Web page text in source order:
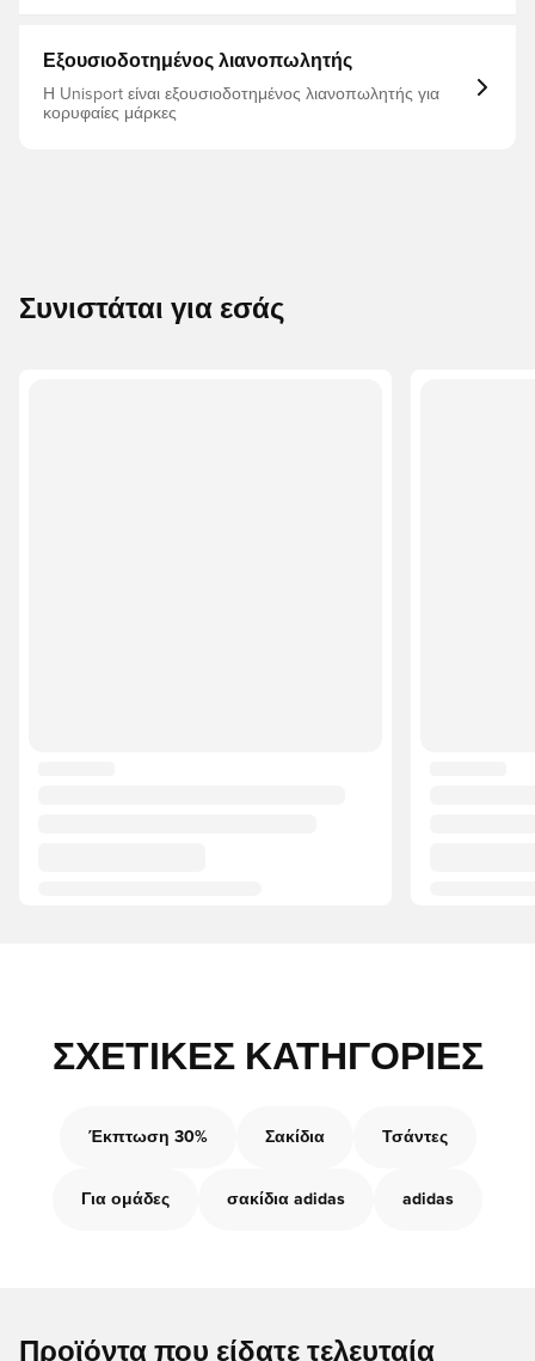
Εξουσιοδοτημένος λιανοπωλητής
Η Unisport είναι εξουσιοδοτημένος λιανοπωλητής για
κορυφαίες μάρκες
Συνιστάται για εσάς
ΣΧΕΤΙΚΈΣ ΚΑΤΗΓΟΡΊΕΣ
Έκπτωση 30% Σακίδια Τσάντες
Για ομάδες σακίδια adidas adidas
Προϊόντα που είδατε τελευταία